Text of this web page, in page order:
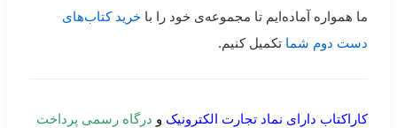
ما همواره آماده‌ایم تا مجموعه‌ی خود را با خرید کتاب‌های
دست دوم شما تکمیل کنیم.
کاراکتاب دارای نماد تجارت الکترونیک و درگاه رسمی پرداخت